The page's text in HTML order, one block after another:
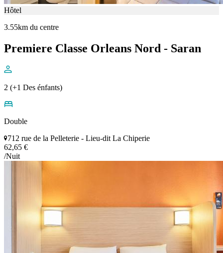
Hôtel
3.55km du centre
Premiere Classe Orleans Nord - Saran
2 (+1 Des énfants)
Double
712 rue de la Pelleterie - Lieu-dit La Chiperie
62,65 €
/Nuit